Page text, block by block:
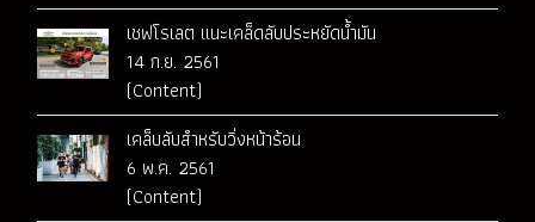
เชฟโรเลต แนะเคล็ดลับประหยัดน้ำมัน
14 ก.ย. 2561
(Content)
เคล็บลับสำหรับวิ่งหน้าร้อน
6 พ.ค. 2561
(Content)